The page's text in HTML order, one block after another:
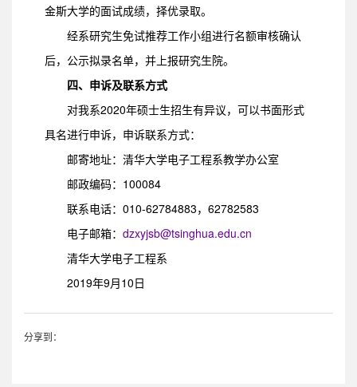
金斯大学的面试成绩，择优录取。
经系研究生免试推荐工作小组进行名额审核确认
后，公示拟录名单，并上报研究生院。
四、申诉及联系方式
对我系2020年硕士生招生有异议，可以书面形式
具名进行申诉，申诉联系方式：
邮寄地址：清华大学电子工程系教学办公室
邮政编码：100084
联系电话：010-62784883，62782583
电子邮箱： dzxyjsb@tsinghua.edu.cn
清华大学电子工程系
2019年9月10日
分享到：